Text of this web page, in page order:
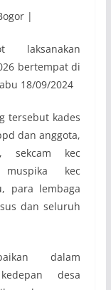
|
laksanakan
bertempat di
18/09/2024
tersebut kades
dan anggota,
sekcam kec
kec
para lembaga
dan seluruh
dalam
desa